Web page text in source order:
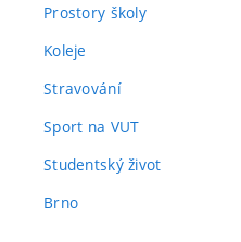
Prostory školy
Koleje
Stravování
Sport na VUT
Studentský život
Brno